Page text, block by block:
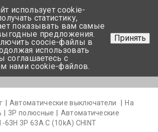
+375 17-350-99-56
+375 44-752-82-08
Задать вопрос
Автоматические выключатели
На
3Р полюсные
Автоматические
63H 3P 63A C (10kA) CHINT
использует cookie-
статистику,
показывать вам самые
предложения.
coocie-файлы в
использовать
соглашаетесь с
нами cookie-файлов.
Принять